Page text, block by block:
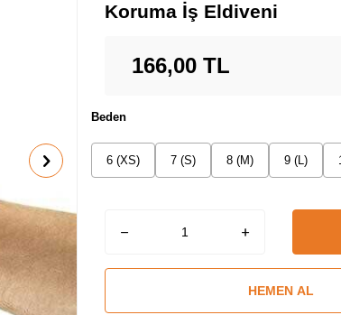
Koruma İş Eldiveni
166,00 TL
Beden
6 (XS) 7 (S) 8 (M) 9 (L)
HEMEN AL